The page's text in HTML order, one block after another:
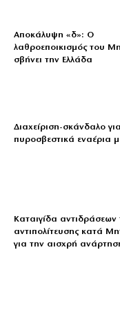
Αποκάλυψη «δ»: Ο
λαθροεποικισμός του
σβήνει την Ελλάδα
Διαχείριση-σκάνδαλο
πυροσβεστικά εναέρια
Καταιγίδα αντιδράσεων
αντιπολίτευσης κατά
για την αισχρή